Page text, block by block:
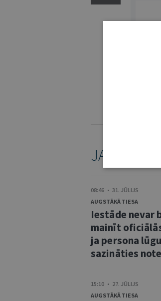
08:46 • 31. JŪLIJS
AUGSTĀKĀ TIESA
Iestāde nevar
mainīt
ja persona
sazināties
15:10 • 27. JŪLIJS
AUGSTĀKĀ TIESA